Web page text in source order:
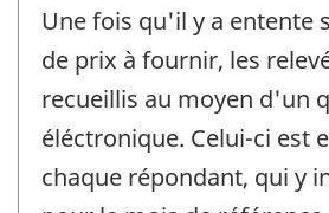
Une fois qu'il y a entente
de prix à fournir, les
recueillis au moyen d'un
éléctronique. Celui-ci est
chaque répondant, qui y